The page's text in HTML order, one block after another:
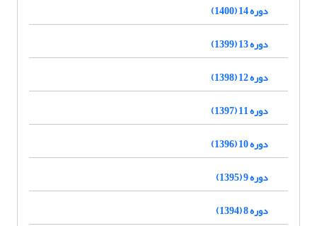
دوره 14 (1400)
دوره 13 (1399)
دوره 12 (1398)
دوره 11 (1397)
دوره 10 (1396)
دوره 9 (1395)
دوره 8 (1394)